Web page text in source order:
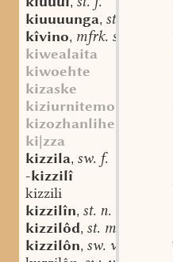
kiuuuunga, st. f.
kîvino, mfrk. sw. m.
kiwealaita
kiwoehte
kizaske
kiziurnitemo
kizozhanlihemu
ki|zza
kizzila, sw. f.
-kizzilî
kizzili
kizzilîn, st. n.
kizzilôd, st. m.
kizzilôn, sw. v.